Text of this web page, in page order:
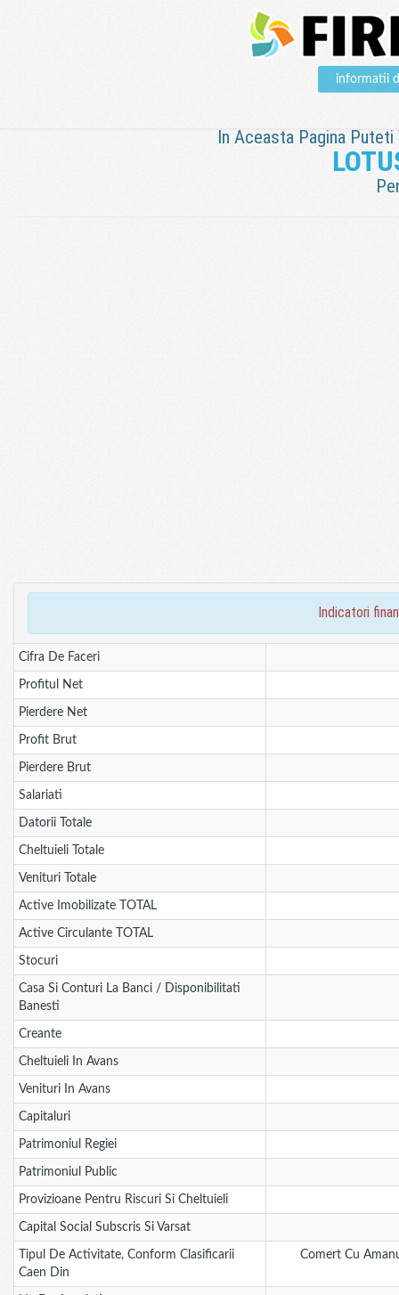
informatii
In Aceasta Pagina
indicatori
Cifra De Faceri
Profitul Net
Pierdere Net
Profit Brut
Pierdere Brut
Salariati
Datorii Totale
Cheltuieli Totale
Venituri Totale
Active Imobilizate TOTAL
Active Circulante TOTAL
Stocuri
Casa Si Conturi La Banci / Disponibilitati
Banesti
Creante
Cheltuieli In Avans
Venituri In Avans
Capitaluri
Patrimoniul Regiei
Patrimoniul Public
Provizioane Pentru Riscuri Si Cheltuieli
Capital Social Subscris Si Varsat
Tipul De Activitate, Conform Clasificarii
Caen Din
Comert Cu